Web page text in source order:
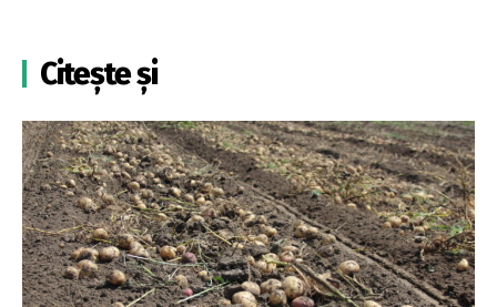
Citește și